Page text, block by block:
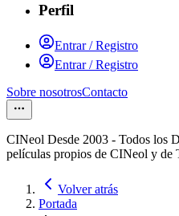
Perfil
Entrar / Registro
Entrar / Registro
Sobre nosotrosContacto
CINeol Desde 2003 - Todos los
películas propios de CINeol y de
Volver atrás
Portada